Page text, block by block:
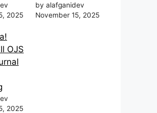
2025
by alafganidev
November 15, 2025
OJS
2025